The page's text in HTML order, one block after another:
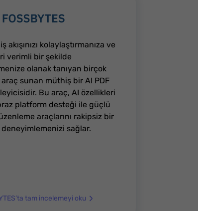
akışınızı kolaylaştırmanıza ve
verimli bir şekilde
olanak tanıyan birçok
sunan müthiş bir AI PDF
Bu araç, AI özellikleri
platform desteği ile güçlü
araçlarını rakipsiz bir
sağlar.
tam incelemeyi oku